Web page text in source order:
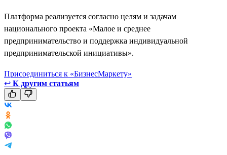
Платформа реализуется согласно целям и задачам
национального проекта «Малое и среднее
предпринимательство и поддержка индивидуальной
предпринимательской инициативы».
Присоединиться к «БизнесМаркету»
↩ К другим статьям